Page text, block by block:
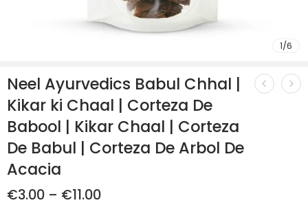
1/6
Neel Ayurvedics Babul Chhal |
Kikar ki Chaal | Corteza De
Babool | Kikar Chaal | Corteza
De Babul | Corteza De Arbol De
Acacia
€3.00 – €11.00